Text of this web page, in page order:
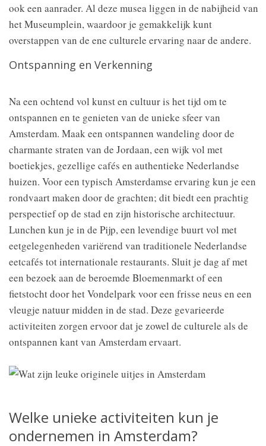
ook een aanrader. Al deze musea liggen in de nabijheid van
het Museumplein, waardoor je gemakkelijk kunt
overstappen van de ene culturele ervaring naar de andere.
Ontspanning en Verkenning
Na een ochtend vol kunst en cultuur is het tijd om te
ontspannen en te genieten van de unieke sfeer van
Amsterdam. Maak een ontspannen wandeling door de
charmante straten van de Jordaan, een wijk vol met
boetiekjes, gezellige cafés en authentieke Nederlandse
huizen. Voor een typisch Amsterdamse ervaring kun je een
rondvaart maken door de grachten; dit biedt een prachtig
perspectief op de stad en zijn historische architectuur.
Lunchen kun je in de Pijp, een levendige buurt vol met
eetgelegenheden variërend van traditionele Nederlandse
eetcafés tot internationale restaurants. Sluit je dag af met
een bezoek aan de beroemde Bloemenmarkt of een
fietstocht door het Vondelpark voor een frisse neus en een
vleugje natuur midden in de stad. Deze gevarieerde
activiteiten zorgen ervoor dat je zowel de culturele als de
ontspannen kant van Amsterdam ervaart.
Welke unieke activiteiten kun je
ondernemen in Amsterdam?